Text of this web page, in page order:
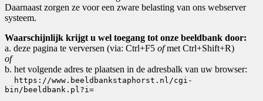
Daarnaast zorgen ze voor een zware belasting van ons webserver
systeem.
Waarschijnlijk krijgt u wel toegang tot onze beeldbank door:
a. deze pagina te verversen (via: Ctrl+F5 ofmet Ctrl+Shift+R)
of
b. het volgende adres te plaatsen in de adresbalk van uw browser:
https://www.beeldbankstaphorst.nl/cgi-
bin/beeldbank.pl?i=